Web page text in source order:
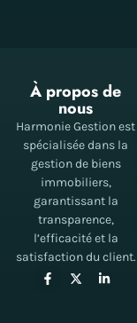
À propos de
nous
Harmonie Gestion est
spécialisée dans la
gestion de biens
immobiliers,
garantissant la
transparence,
l’efficacité et la
satisfaction du client.